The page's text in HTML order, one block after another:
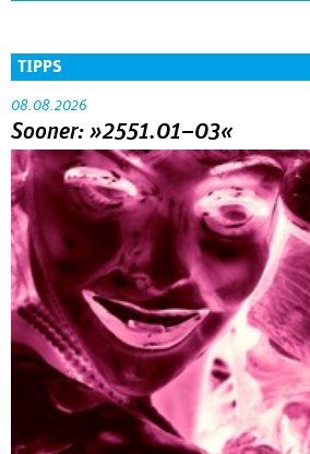
TIPPS
08.08.2026
Sooner: »2551.01–03«